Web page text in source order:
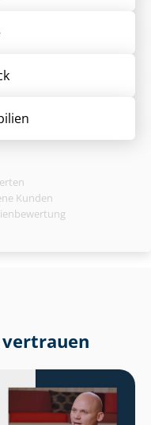
Kunden
vertrauen